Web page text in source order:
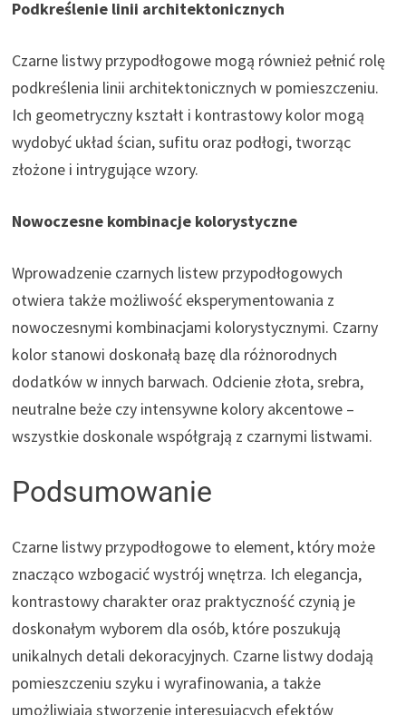
Podkreślenie linii architektonicznych
Czarne listwy przypodłogowe mogą również pełnić rolę
podkreślenia linii architektonicznych w pomieszczeniu.
Ich geometryczny kształt i kontrastowy kolor mogą
wydobyć układ ścian, sufitu oraz podłogi, tworząc
złożone i intrygujące wzory.
Nowoczesne kombinacje kolorystyczne
Wprowadzenie czarnych listew przypodłogowych
otwiera także możliwość eksperymentowania z
nowoczesnymi kombinacjami kolorystycznymi. Czarny
kolor stanowi doskonałą bazę dla różnorodnych
dodatków w innych barwach. Odcienie złota, srebra,
neutralne beże czy intensywne kolory akcentowe –
wszystkie doskonale współgrają z czarnymi listwami.
Podsumowanie
Czarne listwy przypodłogowe to element, który może
znacząco wzbogacić wystrój wnętrza. Ich elegancja,
kontrastowy charakter oraz praktyczność czynią je
doskonałym wyborem dla osób, które poszukują
unikalnych detali dekoracyjnych. Czarne listwy dodają
pomieszczeniu szyku i wyrafinowania, a także
umożliwiają stworzenie interesujących efektów